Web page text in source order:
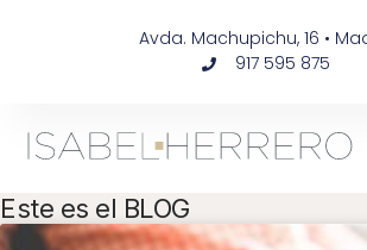
Avda. Machupichu, 16 •
917 595 875
Este es el BLOG